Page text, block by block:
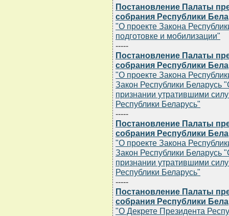
Постановление Палаты
собрания Республики
"О проекте Закона
подготовке и мобилизации"
-----
Постановление Палаты
собрания Республики
"О проекте Закона
Закон Республики Беларусь
признании утратившими
Республики Беларусь"
-----
Постановление Палаты
собрания Республики
"О проекте Закона
Закон Республики Беларусь
признании утратившими
Республики Беларусь"
-----
Постановление Палаты
собрания Республики
"О Декрете Президента